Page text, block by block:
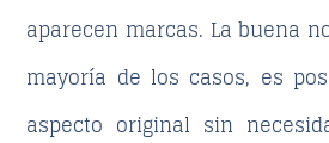
aparecen marcas. La buena
mayoría de los casos, es
aspecto original sin